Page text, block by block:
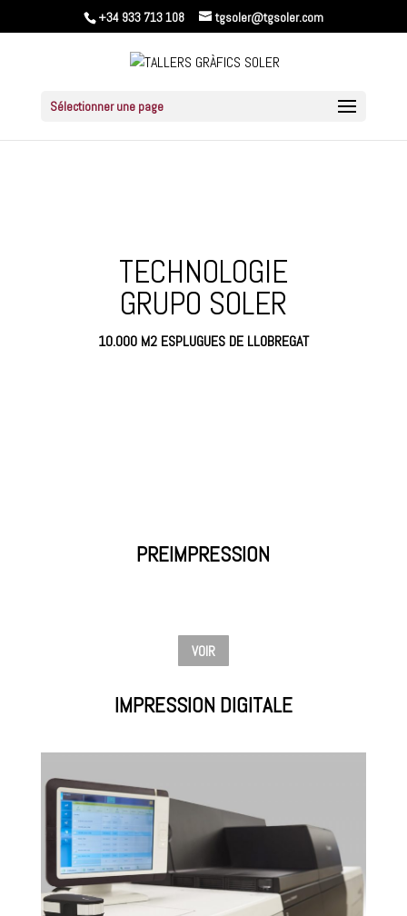
+34 933 713 108 tgsoler@tgsoler.com
Sélectionner une page
TECHNOLOGIE
GRUPO SOLER
10.000 M2 ESPLUGUES DE LLOBREGAT
PREIMPRESSION
VOIR
IMPRESSION DIGITALE